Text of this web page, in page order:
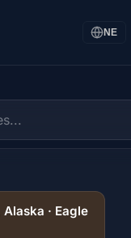
NE
· Eagle